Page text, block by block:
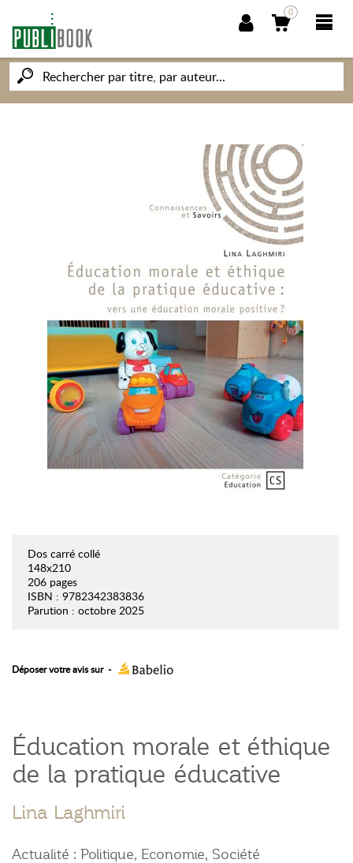
0
NOUVEAUTÉS
PUBLIBOOK
SOCIÉTÉ DES ÉCRIVAINS
CONNAISSANCES ET SAVOIRS
MON PETIT ÉDITEUR
Dos carré collé
148x210
206 pages
ISBN : 9782342383836
Parution : octobre 2025
Déposer votre avis sur -
Éducation morale et éthique
de la pratique éducative
Lina Laghmiri
Actualité : Politique, Economie, Société